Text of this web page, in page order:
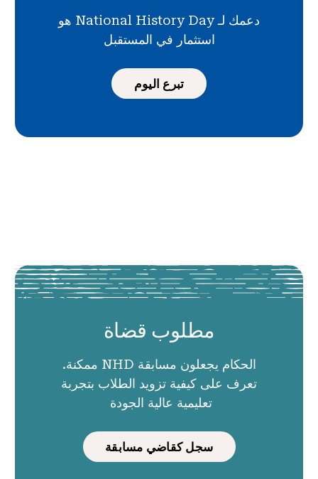
دعمك لـ National History Day هو
استثمار في المستقبل
تبرع اليوم
مطلوب قضاة
الحكام يجعلون مسابقة NHD ممكنة.
تعرف على كيفية تزويد الطلاب بتجربة
تعليمية عالية الجودة
سجل كقاضي مسابقة